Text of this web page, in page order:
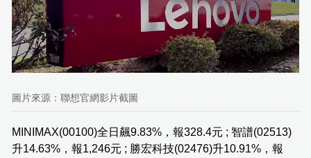
圖片來源：聯想官網影片截圖
MINIMAX(00100)全日飆9.83%，報328.4元 ; 智譜(02513)
升14.63%，報1,246元 ; 勝宏科技(02476)升10.91%，報